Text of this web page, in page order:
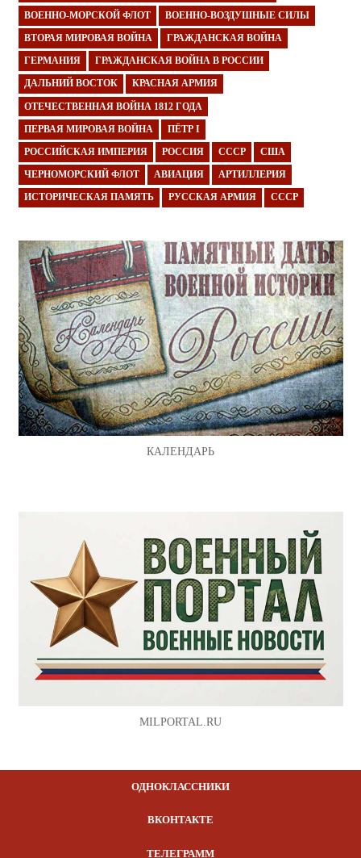
ВОЕННО-МОРСКОЙ ФЛОТ ВОЕННО-ВОЗДУШНЫЕ СИЛЫ
ВТОРАЯ МИРОВАЯ ВОЙНА ГРАЖДАНСКАЯ ВОЙНА
ГЕРМАНИЯ ГРАЖДАНСКАЯ ВОЙНА В РОССИИ
ДАЛЬНИЙ ВОСТОК КРАСНАЯ АРМИЯ
ОТЕЧЕСТВЕННАЯ ВОЙНА 1812 ГОДА
ПЕРВАЯ МИРОВАЯ ВОЙНА ПЁТР I
РОССИЙСКАЯ ИМПЕРИЯ РОССИЯ СССР США
ЧЕРНОМОРСКИЙ ФЛОТ АВИАЦИЯ АРТИЛЛЕРИЯ
ИСТОРИЧЕСКАЯ ПАМЯТЬ РУССКАЯ АРМИЯ СССР
КАЛЕНДАРЬ
MILPORTAL.RU
ОДНОКЛАССНИКИ
ВКОНТАКТЕ
ТЕЛЕГРАММ